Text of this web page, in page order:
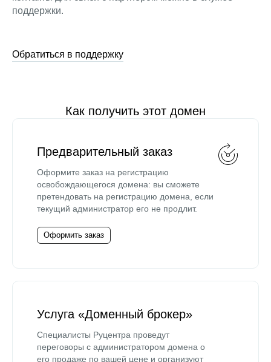
поддержки.
Обратиться в поддержку
Как получить этот домен
Предварительный заказ
Оформите заказ на регистрацию
освобождающегося домена: вы сможете
претендовать на регистрацию домена, если
текущий администратор его не продлит.
Оформить заказ
Услуга «Доменный брокер»
Специалисты Руцентра проведут
переговоры с администратором домена о
его продаже по вашей цене и организуют